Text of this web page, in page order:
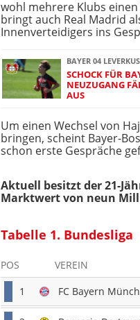
wohl mehrere Klubs
bringt auch Real Madrid
Innenverteidigers ins
BAYER 04
SCHOCK FÜR
NEUZUGANG
AUS
Um einen Wechsel von
bringen, scheint Bayer-
schon erste Gespräche
Aktuell besitzt der 21-
Marktwert von neun
Tabelle 1. Bundesliga
POS VEREIN
1
FC Bayern